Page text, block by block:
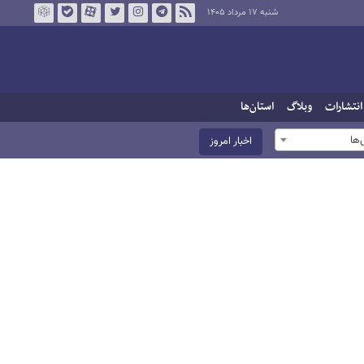
شنبه ۱۷ مرداد ۱۴۰۵
انتشارات وبلاگ استان‌ها
اخبار امروز